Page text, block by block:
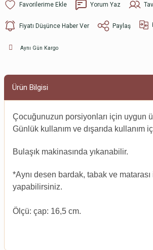
Yorum Yaz
Fiyatı Düşünce Haber Ver Paylaş
Aynı Gün Kargo
Ürün Bilgisi
Çocuğunuzun porsiyonları için uygun
Günlük kullanım ve dışarıda kullanım
Bulaşık makinasında yıkanabilir.
*Aynı desen bardak, tabak ve
yapabilirsiniz.
Ölçü: çap: 16,5 cm.